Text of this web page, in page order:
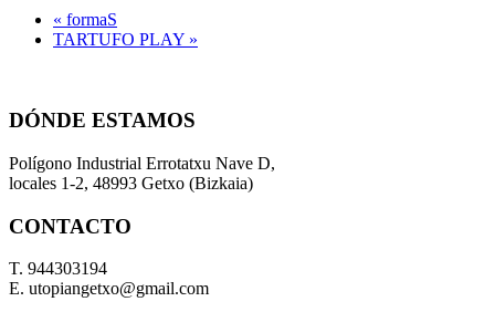
« formaS
TARTUFO PLAY »
DÓNDE ESTAMOS
Polígono Industrial Errotatxu Nave D,
locales 1-2, 48993 Getxo (Bizkaia)
CONTACTO
T. 944303194
E. utopiangetxo@gmail.com